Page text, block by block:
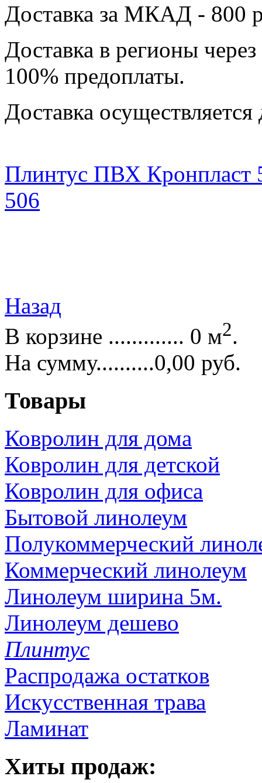
Доставка за МКАД - 800
Доставка в регионы
100% предоплаты.
Доставка осуществляется
Плинтус ПВХ Кронпласт
506
Назад
В корзине ............. 0 м2.
На сумму..........0,00 руб.
Товары
Ковролин для дома
Ковролин для детской
Ковролин для офиса
Бытовой линолеум
Полукоммерческий
Коммерческий линолеум
Линолеум ширина 5м.
Линолеум дешево
Плинтус
Распродажа остатков
Искусственная трава
Ламинат
Хиты продаж: